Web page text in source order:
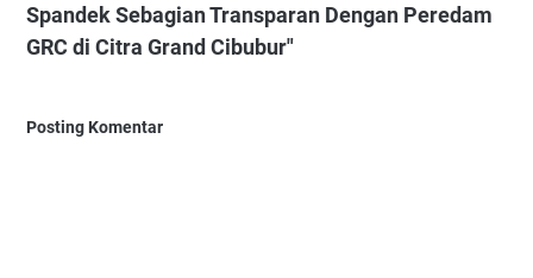
Spandek Sebagian Transparan Dengan Peredam
GRC di Citra Grand Cibubur"
Posting Komentar